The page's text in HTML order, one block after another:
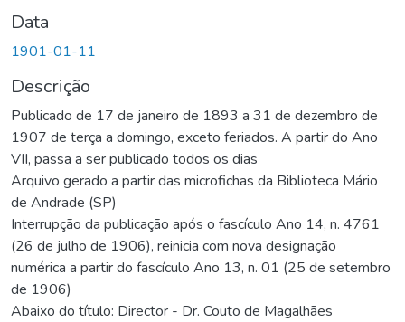
Data
1901-01-11
Descrição
Publicado de 17 de janeiro de 1893 a 31 de dezembro de
1907 de terça a domingo, exceto feriados. A partir do Ano
VII, passa a ser publicado todos os dias
Arquivo gerado a partir das microfichas da Biblioteca Mário
de Andrade (SP)
Interrupção da publicação após o fascículo Ano 14, n. 4761
(26 de julho de 1906), reinicia com nova designação
numérica a partir do fascículo Ano 13, n. 01 (25 de setembro
de 1906)
Abaixo do título: Director - Dr. Couto de Magalhães